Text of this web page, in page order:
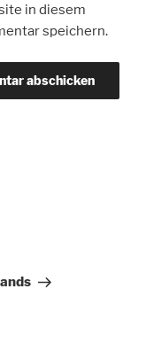
in diesem
speichern.